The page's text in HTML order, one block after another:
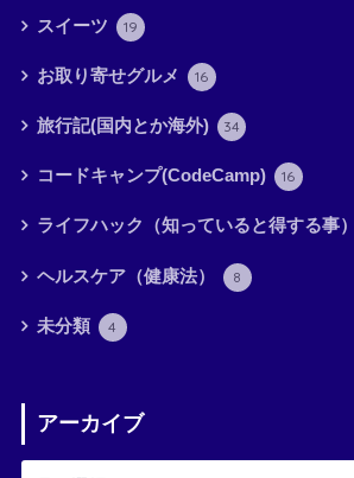
スイーツ 19
お取り寄せグルメ 16
旅行記(国内とか海外) 34
コードキャンプ(CodeCamp) 16
ライフハック（知っていると得する事）
ヘルスケア（健康法） 8
未分類 4
アーカイブ